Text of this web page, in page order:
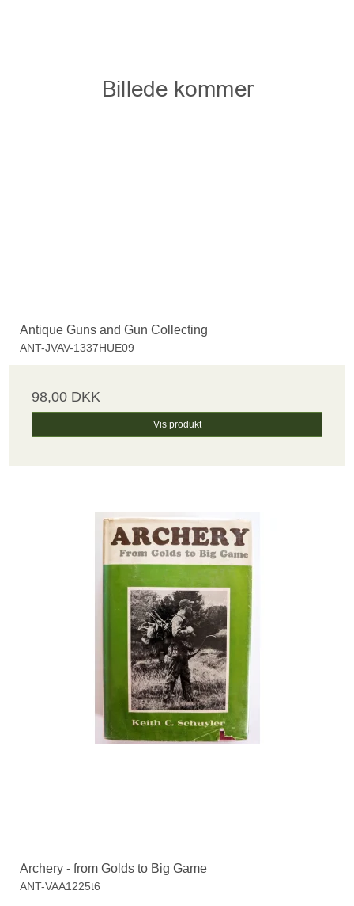
Antique Guns and Gun Collecting
ANT-JVAV-1337HUE09
98,00 DKK
Vis produkt
Archery - from Golds to Big Game
ANT-VAA1225t6